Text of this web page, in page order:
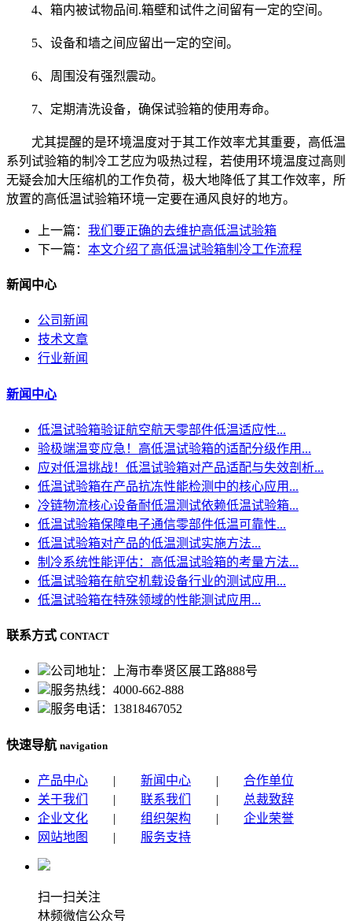
4、箱内被试物品间.箱壁和试件之间留有一定的空间。
5、设备和墙之间应留出一定的空间。
6、周围没有强烈震动。
7、定期清洗设备，确保试验箱的使用寿命。
尤其提醒的是环境温度对于其工作效率尤其重要，高低温
系列试验箱的制冷工艺应为吸热过程，若使用环境温度过高则
无疑会加大压缩机的工作负荷，极大地降低了其工作效率，所
放置的高低温试验箱环境一定要在通风良好的地方。
上一篇： 我们要正确的去维护高低温试验箱
下一篇： 本文介绍了高低温试验箱制冷工作流程
新闻中心
公司新闻
技术文章
行业新闻
新闻中心
低温试验箱验证航空航天零部件低温适应性...
验极端温变应急！高低温试验箱的适配分级作用...
应对低温挑战！低温试验箱对产品适配与失效剖析...
低温试验箱在产品抗冻性能检测中的核心应用...
冷链物流核心设备耐低温测试依赖低温试验箱...
低温试验箱保障电子通信零部件低温可靠性...
低温试验箱对产品的低温测试实施方法...
制冷系统性能评估：高低温试验箱的考量方法...
低温试验箱在航空机载设备行业的测试应用...
低温试验箱在特殊领域的性能测试应用...
联系方式 CONTACT
公司地址：上海市奉贤区展工路888号
服务热线：4000-662-888
服务电话：13818467052
快速导航 navigation
产品中心 | 新闻中心 | 合作单位
关于我们
| 联系我们 | 总裁致辞
企业文化 | 组织架构 | 企业荣誉
网站地图
| 服务支持
扫一扫关注
林频微信公众号